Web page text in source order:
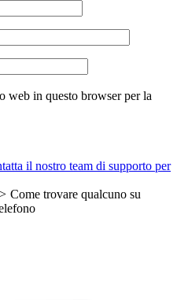
web in questo browser per la
il nostro team di supporto per
> Come trovare qualcuno su